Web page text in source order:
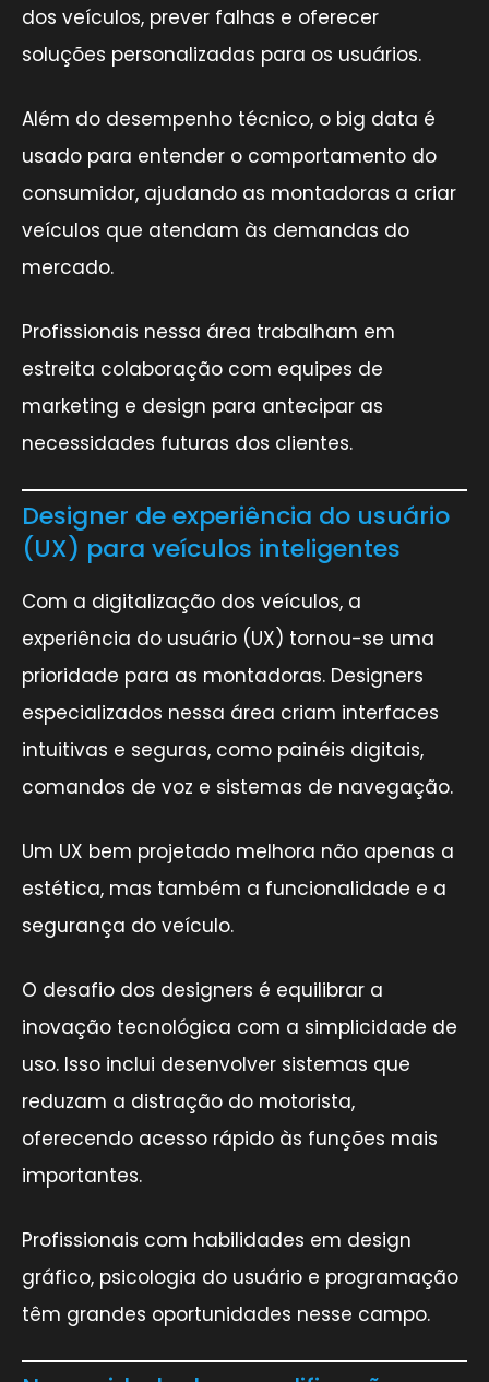
dos veículos, prever falhas e oferecer
soluções personalizadas para os usuários.
Além do desempenho técnico, o big data é
usado para entender o comportamento do
consumidor, ajudando as montadoras a criar
veículos que atendam às demandas do
mercado.
Profissionais nessa área trabalham em
estreita colaboração com equipes de
marketing e design para antecipar as
necessidades futuras dos clientes.
Designer de experiência do usuário
(UX) para veículos inteligentes
Com a digitalização dos veículos, a
experiência do usuário (UX) tornou-se uma
prioridade para as montadoras. Designers
especializados nessa área criam interfaces
intuitivas e seguras, como painéis digitais,
comandos de voz e sistemas de navegação.
Um UX bem projetado melhora não apenas a
estética, mas também a funcionalidade e a
segurança do veículo.
O desafio dos designers é equilibrar a
inovação tecnológica com a simplicidade de
uso. Isso inclui desenvolver sistemas que
reduzam a distração do motorista,
oferecendo acesso rápido às funções mais
importantes.
Profissionais com habilidades em design
gráfico, psicologia do usuário e programação
têm grandes oportunidades nesse campo.